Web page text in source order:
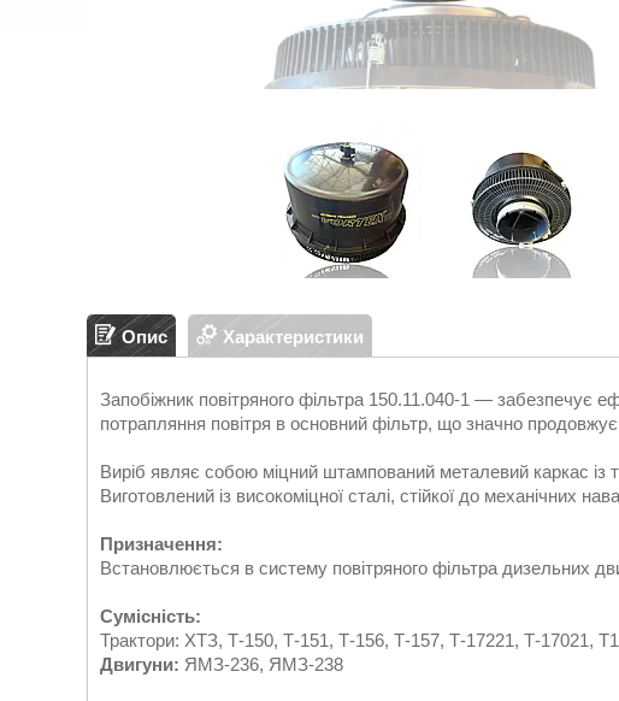
Опис Характеристики
Запобіжник повітряного фільтра 150.11.040-1 — забезпечує
потрапляння повітря в основний фільтр, що значно
Виріб являє собою міцний штампований металевий каркас із
Виготовлений із високоміцної сталі, стійкої до механічних
Призначення:
Встановлюється в систему повітряного фільтра дизельних
Сумісність:
Трактори: ХТЗ, Т-150, Т-151, Т-156, Т-157, Т-17221, Т-17021,
Двигуни: ЯМЗ-236, ЯМЗ-238